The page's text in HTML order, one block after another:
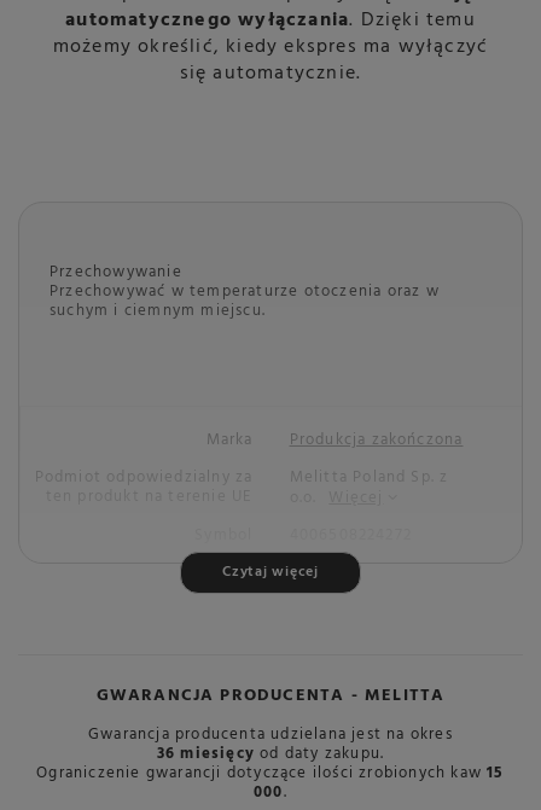
automatycznego wyłączania. Dzięki temu
możemy określić, kiedy ekspres ma wyłączyć
się automatycznie.
Przechowywanie
Przechowywać w temperaturze otoczenia oraz w
suchym i ciemnym miejscu.
Marka
Produkcja zakończona
Podmiot odpowiedzialny za
Melitta Poland Sp. z
Gwarancja
Gwarancja producenta -
Melitta
Czytaj więcej
GWARANCJA PRODUCENTA - MELITTA
Gwarancja producenta udzielana jest na okres
36 miesięcyod daty zakupu.
Ograniczenie gwarancji dotyczące ilości zrobionych kaw15
000.